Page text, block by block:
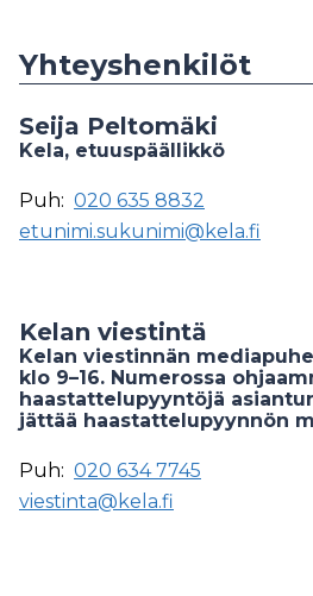
Yhteyshenkilöt
Seija Peltomäki
Kela, etuuspäällikkö
Puh: 020 635 8832
etunimi.sukunimi@kela.fi
Kelan viestintä
Kelan viestinnän
klo 9–16. Numerossa
haastattelupyyntöjä
jättää haastattelupyynnön
Puh: 020 634 7745
viestinta@kela.fi